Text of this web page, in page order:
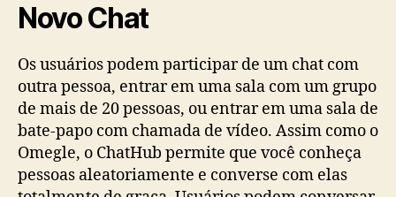
Novo Chat
Os usuários podem participar de um chat com
outra pessoa, entrar em uma sala com um grupo
de mais de 20 pessoas, ou entrar em uma sala de
bate-papo com chamada de vídeo. Assim como o
Omegle, o ChatHub permite que você conheça
pessoas aleatoriamente e converse com elas